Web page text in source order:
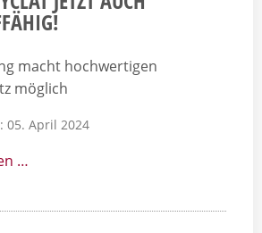
macht hochwertigen
möglich
05. April 2024
…